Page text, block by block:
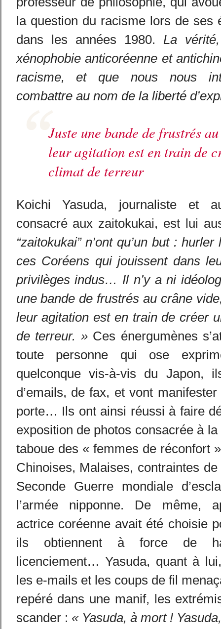
la question du racisme lors de ses
dans les années 1980. La
xénophobie anticoréenne et
racisme, et que nous nous
combattre au nom de la liberté
Juste une bande de frustrés
leur agitation est en train de
climat de terreur
Koichi Yasuda, journaliste et
consacré aux zaitokukai, est lui
“zaitokukai” n’ont qu’un but :
ces Coréens qui jouissent dans
privilèges indus… Il n’y a ni
une bande de frustrés au crâne
leur agitation est en train de créer
de terreur. »Ces énergumènes
toute personne qui ose
quelconque vis-à-vis du Japon,
d’emails, de fax, et vont
porte… Ils ont ainsi réussi à faire
exposition de photos consacrée à
taboue des « femmes de réconfort
Chinoises, Malaises, contraintes
Seconde Guerre mondiale
l’armée nipponne. De même,
actrice coréenne avait été choisie
ils obtiennent à force de
licenciement… Yasuda, quant à
les e-mails et les coups de fil
repéré dans une manif, les
scander : « Yasuda, à mort !